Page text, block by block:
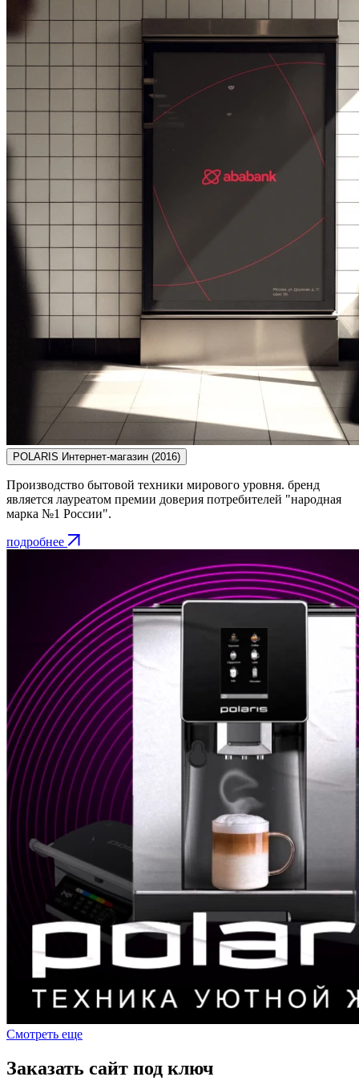
POLARIS Интернет-магазин (2016)
Производство бытовой техники мирового уровня. бренд
является лауреатом премии доверия потребителей "народная
марка №1 России".
подробнее
Смотреть еще
Заказать сайт под ключ